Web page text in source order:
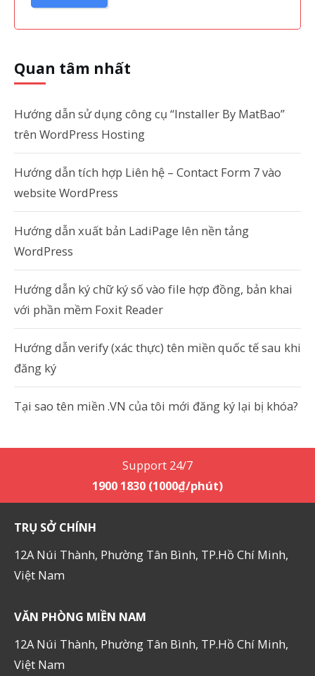
Quan tâm nhất
Hướng dẫn sử dụng công cụ “Installer By MatBao”
trên WordPress Hosting
Hướng dẫn tích hợp Liên hệ – Contact Form 7 vào
website WordPress
Hướng dẫn xuất bản LadiPage lên nền tảng
WordPress
Hướng dẫn ký chữ ký số vào file hợp đồng, bản khai
với phần mềm Foxit Reader
Hướng dẫn verify (xác thực) tên miền quốc tế sau khi
đăng ký
Tại sao tên miền .VN của tôi mới đăng ký lại bị khóa?
Support 24/7
1900 1830 (1000₫/phút)
TRỤ SỞ CHÍNH
12A Núi Thành, Phường Tân Bình, TP.Hồ Chí Minh,
Việt Nam
VĂN PHÒNG MIỀN NAM
12A Núi Thành, Phường Tân Bình, TP.Hồ Chí Minh,
Việt Nam